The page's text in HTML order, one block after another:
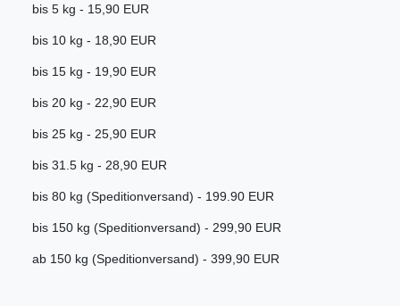
bis 5 kg - 15,90 EUR
bis 10 kg - 18,90 EUR
bis 15 kg - 19,90 EUR
bis 20 kg - 22,90 EUR
bis 25 kg - 25,90 EUR
bis 31.5 kg - 28,90 EUR
bis 80 kg (Speditionversand) - 199.90 EUR
bis 150 kg (Speditionversand) - 299,90 EUR
ab 150 kg (Speditionversand) - 399,90 EUR